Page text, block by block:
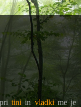
pritini invladkime je